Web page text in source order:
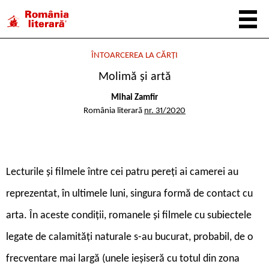
ÎNTOARCEREA LA CĂRȚI
Molimă și artă
Mihai Zamfir
România literară nr. 31/2020
Lecturile și filmele între cei patru pereți ai camerei au
reprezentat, în ultimele luni, singura formă de contact cu
arta. În aceste condiții, romanele și filmele cu subiectele
legate de calamități naturale s-au bucurat, probabil, de o
frecventare mai largă (unele ieșiseră cu totul din zona